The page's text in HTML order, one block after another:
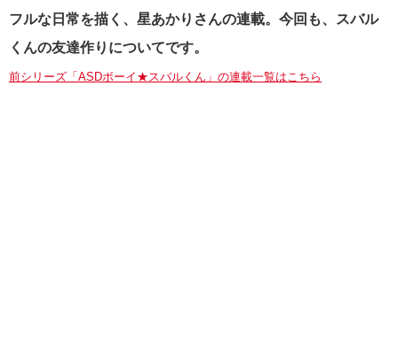
フルな日常を描く、星あかりさんの連載。今回も、スバル
くんの友達作りについてです。
前シリーズ「ASDボーイ★スバルくん」の連載一覧はこちら